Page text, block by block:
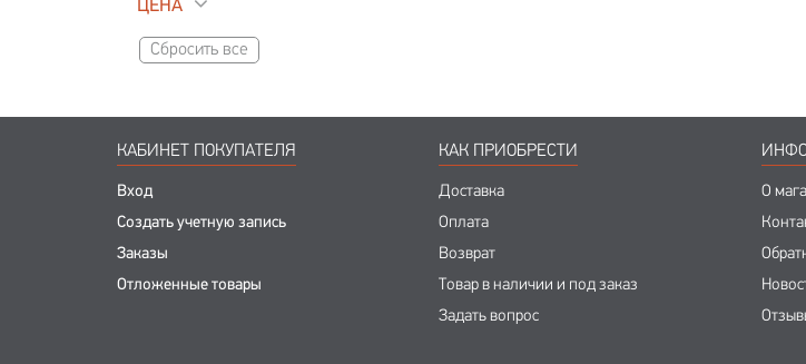
ЦЕНА
Сбросить все
КАБИНЕТ ПОКУПАТЕЛЯ
Вход
Создать учетную запись
Заказы
Отложенные товары
КАК ПРИОБРЕСТИ
Доставка
Оплата
Возврат
Товар в наличии и под заказ
Задать вопрос
О